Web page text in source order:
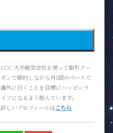
LCC 大手航空会社を使って割引クー
ポンで節約しながら月1回のペースで
海外に行くことを目標にハッピーラ
イフになるよう励んでいます。
詳しいプロフィールはこちら